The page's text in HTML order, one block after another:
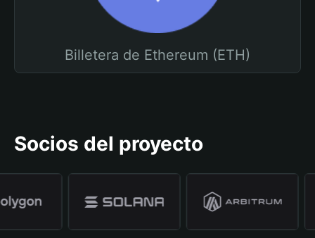
Billetera de Ethereum (ETH)
Socios del proyecto